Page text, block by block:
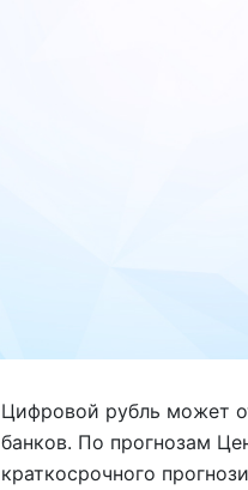
Цифровой рубль может
банков. По прогнозам
краткосрочного